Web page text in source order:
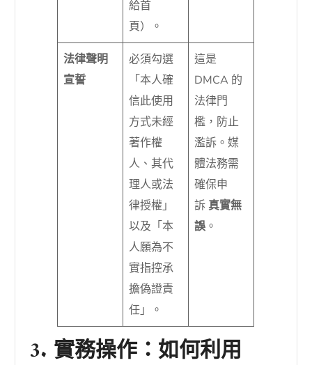
給首
頁）。
法律聲明
宣誓
必須勾選
「本人確
信此使用
方式未經
著作權
人、其代
理人或法
律授權」
以及「本
人願為不
實指控承
擔偽證責
任」。
這是
DMCA 的
法律門
檻，防止
濫訴。媒
體法務需
確保申
訴 真實無
誤 。
3. 實務操作：如何利用